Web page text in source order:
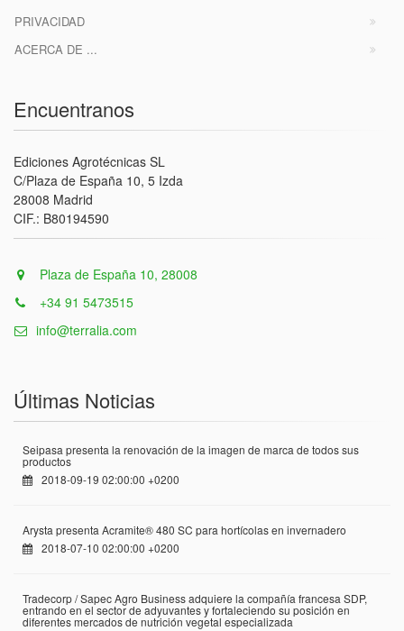
PRIVACIDAD
ACERCA DE ...
Encuentranos
Ediciones Agrotécnicas SL
C/Plaza de España 10, 5 Izda
28008 Madrid
CIF.: B80194590
Plaza de España 10, 28008
+34 91 5473515
info@terralia.com
Últimas Noticias
Seipasa presenta la renovación de la imagen de marca de todos sus
productos
2018-09-19 02:00:00 +0200
Arysta presenta Acramite® 480 SC para hortícolas en invernadero
2018-07-10 02:00:00 +0200
Tradecorp / Sapec Agro Business adquiere la compañía francesa SDP,
entrando en el sector de adyuvantes y fortaleciendo su posición en
diferentes mercados de nutrición vegetal especializada